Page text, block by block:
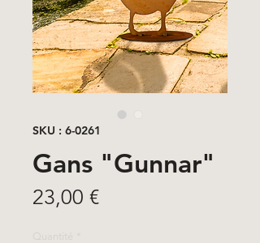
SKU : 6-0261
Gans "Gunnar"
23,00 €Prix
Quantité